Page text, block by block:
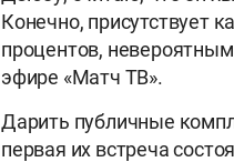
Конечно, присутствует
процентов,
эфире «Матч ТВ».
Дарить публичные
первая их встреча